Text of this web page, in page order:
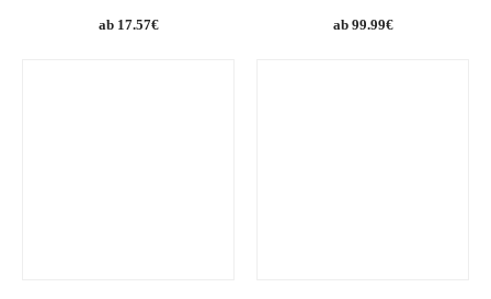
17.57€
Original
99.99€Current